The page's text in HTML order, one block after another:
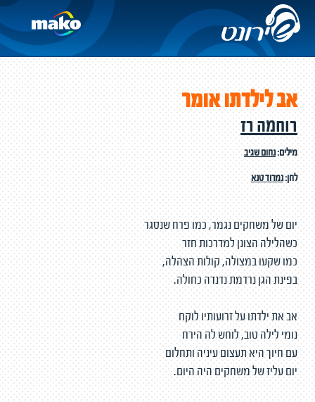
אב לילדתו אומר
רוחמה רז
מילים:נחום שגיב
לחן:נמרוד טנא
יום של משחקים נגמר, כמו פרח שנסגר
כשהלילה הצונן למדרכות חזר
כמו שקעו במצולה, קולות הצהלה,
בפינת הגן נרדמת נדנדה כחולה.
אב את ילדתו על זרועותיו לוקח
נומי לילה טוב, לוחש לה הירח
עם חיוך היא תעצום עיניה ותחלום
יום עליז של משחקים היה היום.